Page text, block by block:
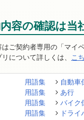
容の確認は当
はご契約者専用の「マイ
について詳しくは、
こ
用語集
自動車
用語集
あ行
用語集
バイク
用語集
ドライ